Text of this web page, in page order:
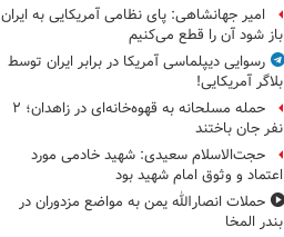
امیر جهانشاهی: پای نظامی آمریکایی به ایران
باز شود آن را قطع می‌کنیم
رسوایی دیپلماسی آمریکا در برابر ایران توسط
بلاگر آمریکایی!
حمله مسلحانه به قهوه‌خانه‌ای در زاهدان؛ ۲
نفر جان باختند
حجت‌الاسلام سعیدی: شهید خادمی مورد
اعتماد و وثوق امام شهید بود
حملات انصارالله یمن به مواضع مزدوران در
بندر المخا